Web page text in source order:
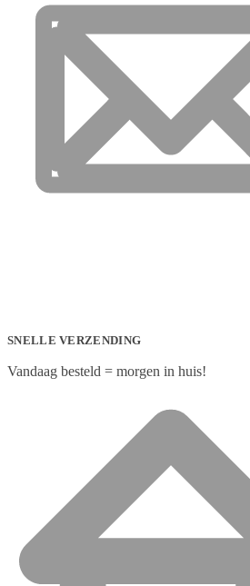
SNELLE VERZENDING
Vandaag besteld = morgen in huis!